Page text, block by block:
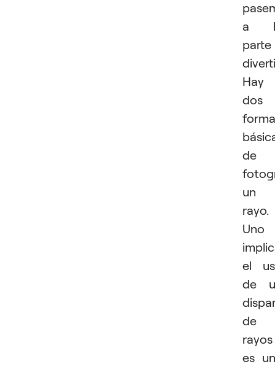
a
parte
Hay
dos
de
un
rayo.
Uno
el
de
de
es